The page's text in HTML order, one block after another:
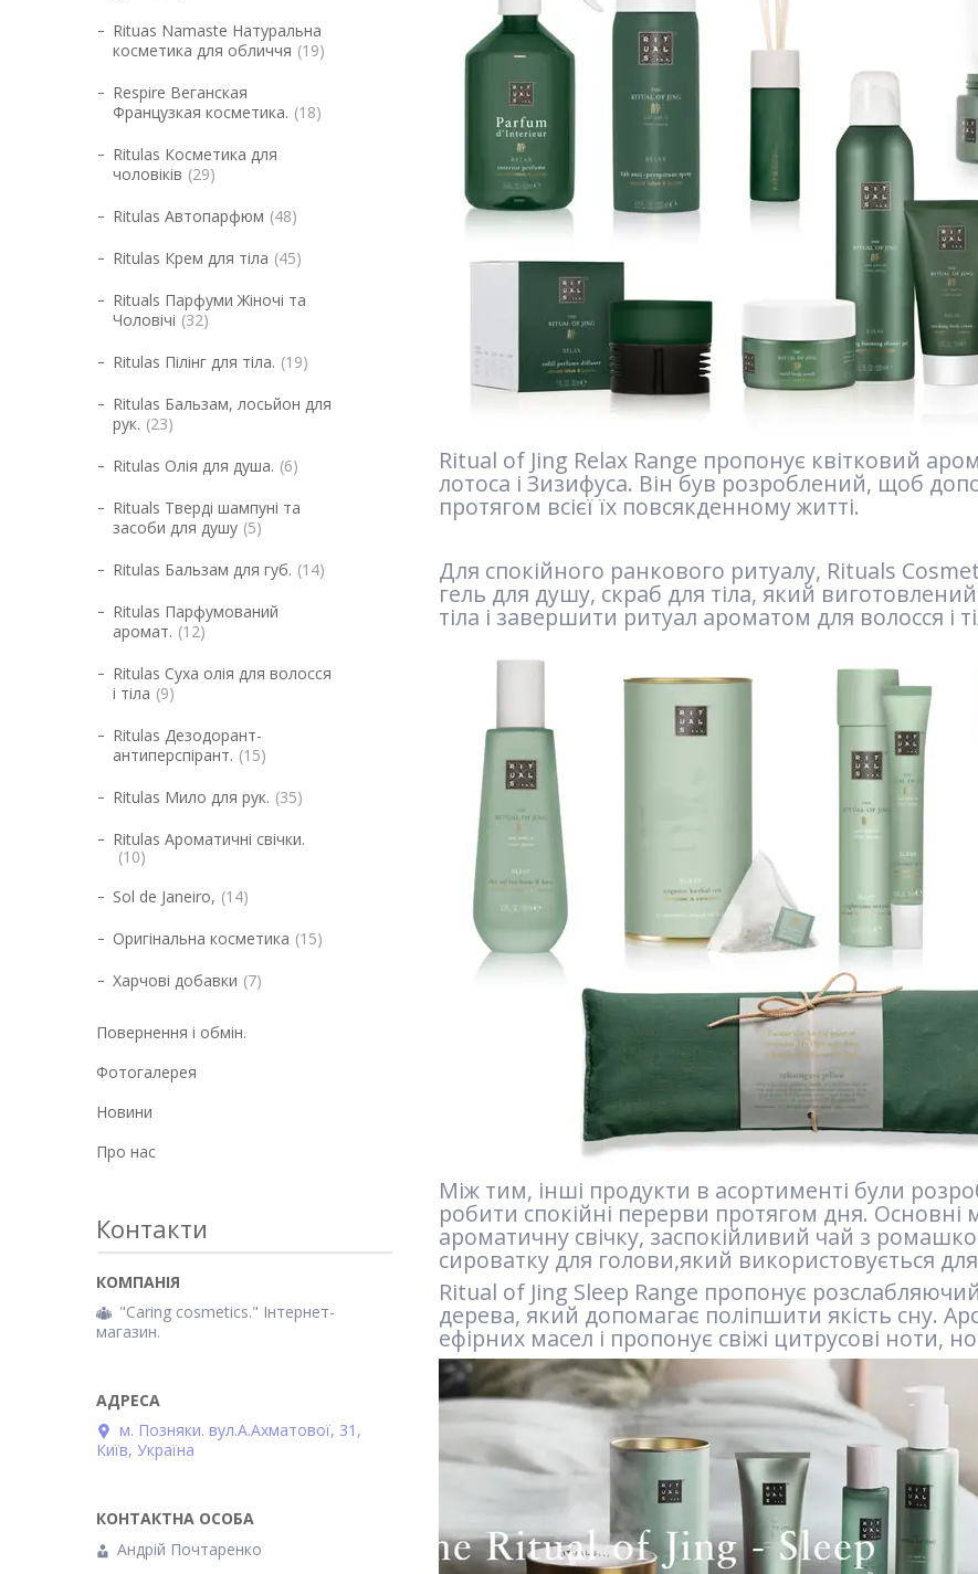
Ritual of Jing Relax Range пропонує квітковий
лотоса і Зизифуса. Він був розроблений, щоб
протягом всієї їх повсякденному житті.
Для спокійного ранкового ритуалу, Rituals
гель для душу, скраб для тіла, який
тіла і завершити ритуал ароматом для волосся і
Між тим, інші продукти в асортименті були
робити спокійні перерви протягом дня.
ароматичну свічку, заспокійливий чай з
сироватку для голови,який використовується для
Ritual of Jing Sleep Range пропонує
дерева, який допомагає поліпшити якість сну.
ефірних масел і пропонує свіжі цитрусові ноти,
Rituas Namaste Натуральна
косметика для обличчя 19
Respire Веганская
Французкая косметика. 18
Ritulas Косметика для
чоловіків 29
Ritulas Автопарфюм 48
Ritulas Крем для тіла 45
Rituals Парфуми Жіночі та
Чоловічі 32
Ritulas Пілінг для тіла. 19
Ritulas Бальзам, лосьйон для
рук. 23
Ritulas Олія для душа. 6
Rituals Тверді шампуні та
засоби для душу 5
Ritulas Бальзам для губ. 14
Ritulas Парфумований
аромат. 12
Ritulas Суха олія для волосся
і тіла 9
Ritulas Дезодорант-
антиперспірант. 15
Ritulas Мило для рук. 35
Ritulas Ароматичні свічки.
10
Sol de Janeiro, 14
Оригінальна косметика 15
Харчові добавки 7
Повернення і обмін.
Фотогалерея
Новини
Про нас
Контакти
"Caring cosmetics." Інтернет-
магазин.
м. Позняки. вул.А.Ахматової, 31,
Київ, Україна
Андрій Почтаренко